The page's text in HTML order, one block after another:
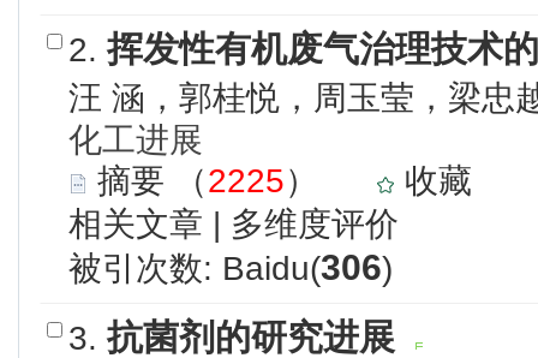
2.挥发性有机废气治理技术
汪 涵，郭桂悦，周玉莹，梁忠
化工进展
摘要 （2225）
收藏
相关文章 | 多维度评价
被引次数: Baidu(306)
3.抗菌剂的研究进展